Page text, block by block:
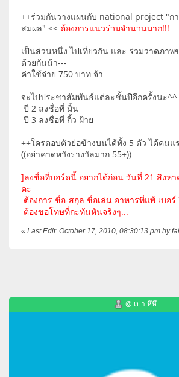
++ร่วมกันวางแผนกับ national project "ก
สมผล" << ต้องการแนวร่วมจำนวนมาก!!!
เป็นส่วนหนึ่ง ไปเที่ยวกัน และ ร่วมวาดภาพ
ด้วยกันน้า---
ค่าใช้จ่าย 750 บาท จ้า
จะไปประชาสัมพันธ์แต่ละชั้นปีอีกครั้งนะ^^
ปี 2 ลงชื่อที่ มิ้น
ปี 3 ลงชื่อที่ กิ้ว ฝ้าย
++ใครตอบตัวย่อข้างบนได้ทั้ง 5 ตัว ได้คนแ
((อย่าคาดหวังรางวัลมาก 55+))
]ลงชื่อที่บอร์ดนี้ อยากได้ก่อน วันที่ 21 สิงหา
คะ
ต้องการ ชื่อ-สกุล ชื่อเล่น อาหารที่แพ้ เบอร์
ต้องขอโทษที่กะทันหันจริงๆ...
« Last Edit: October 17, 2010, 08:30:13 pm by
@ เปา หึหึ